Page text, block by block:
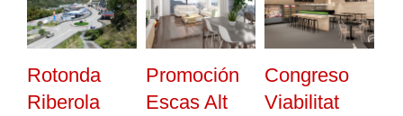
Rotonda
Riberola
Promoción
Escas Alt
Congreso
Viabilitat